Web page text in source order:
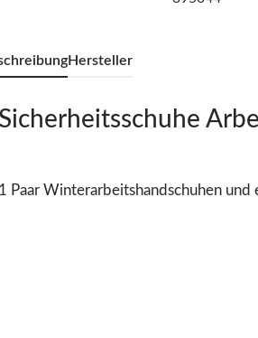
Hersteller
Paar Winterarbeitshandschuhen und